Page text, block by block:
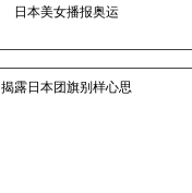
日本美女播报奥运
揭露日本团旗别样心思